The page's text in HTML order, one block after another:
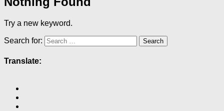
Try a new keyword.
Search for:
Translate: